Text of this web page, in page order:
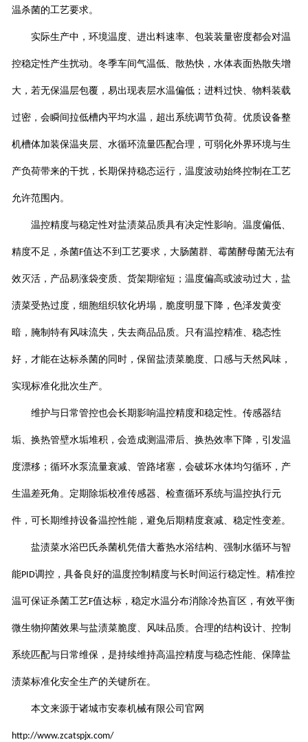
温杀菌的工艺要求。
实际生产中，环境温度、进出料速率、包装装量密度都会对温
控稳定性产生扰动。冬季车间气温低、散热快，水体表面热散失增
大，若无保温层包覆，易出现表层水温偏低；进料过快、物料装载
过密，会瞬间拉低槽内平均水温，超出系统调节负荷。优质设备整
机槽体加装保温夹层、水循环流量匹配合理，可弱化外界环境与生
产负荷带来的干扰，长期保持稳态运行，温度波动始终控制在工艺
允许范围内。
温控精度与稳定性对盐渍菜品质具有决定性影响。温度偏低、
精度不足，杀菌F值达不到工艺要求，大肠菌群、霉菌酵母菌无法有
效灭活，产品易涨袋变质、货架期缩短；温度偏高或波动过大，盐
渍菜受热过度，细胞组织软化坍塌，脆度明显下降，色泽发黄变
暗，腌制特有风味流失，失去商品品质。只有温控精准、稳态性
好，才能在达标杀菌的同时，保留盐渍菜脆度、口感与天然风味，
实现标准化批次生产。
维护与日常管控也会长期影响温控精度和稳定性。传感器结
垢、换热管壁水垢堆积，会造成测温滞后、换热效率下降，引发温
度漂移；循环水泵流量衰减、管路堵塞，会破坏水体均匀循环，产
生温差死角。定期除垢校准传感器、检查循环系统与温控执行元
件，可长期维持设备温控性能，避免后期精度衰减、稳定性变差。
盐渍菜水浴巴氏杀菌机凭借大蓄热水浴结构、强制水循环与智
能PID调控，具备良好的温度控制精度与长时间运行稳定性。精准控
温可保证杀菌工艺F值达标，稳定水温分布消除冷热盲区，有效平衡
微生物抑菌效果与盐渍菜脆度、风味品质。合理的结构设计、控制
系统匹配与日常维保，是持续维持高温控精度与稳态性能、保障盐
渍菜标准化安全生产的关键所在。
本文来源于诸城市安泰机械有限公司官网
http://www.zcatspjx.com/